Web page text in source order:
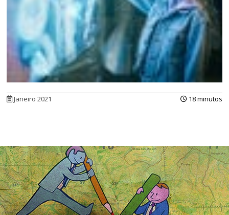
Janeiro 2021 18 minutos